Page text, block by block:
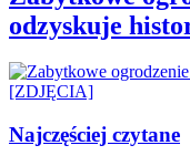
odzyskuje
Najczęściej czytane